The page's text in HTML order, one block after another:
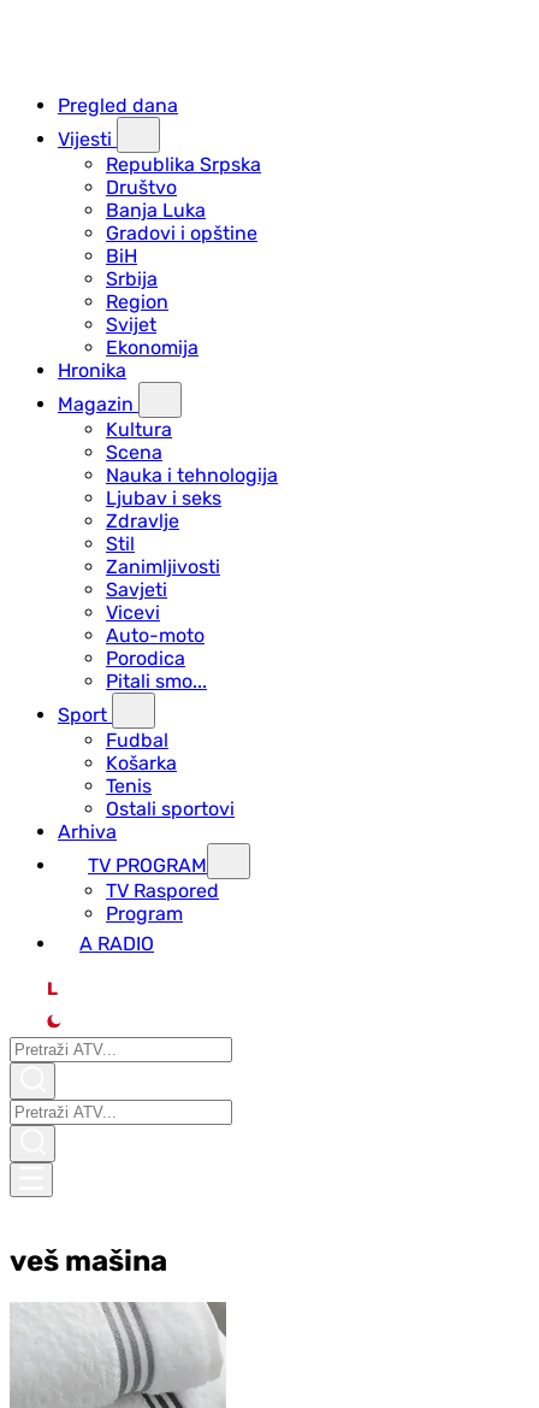
Pregled dana
Vijesti
Republika Srpska
Društvo
Banja Luka
Gradovi i opštine
BiH
Srbija
Region
Svijet
Ekonomija
Hronika
Magazin
Kultura
Scena
Nauka i tehnologija
Ljubav i seks
Zdravlje
Stil
Zanimljivosti
Savjeti
Vicevi
Auto-moto
Porodica
Pitali smo...
Sport
Fudbal
Košarka
Tenis
Ostali sportovi
Arhiva
TV PROGRAM
ТV Raspored
Program
A RADIO
L
veš mašina